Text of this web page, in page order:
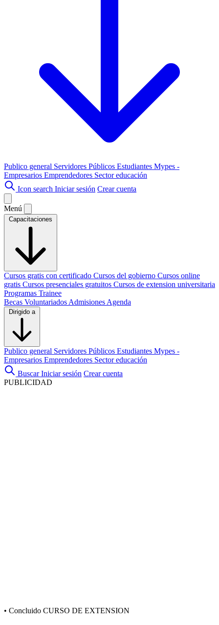
Publico general Servidores Públicos Estudiantes Mypes -
Empresarios Emprendedores Sector educación
Icon search Iniciar sesión Crear cuenta
Menú
Capacitaciones
Cursos gratis con certificado Cursos del gobierno Cursos online
gratis Cursos presenciales gratuitos Cursos de extension universitaria
Programas Trainee
Becas Voluntariados Admisiones Agenda
Dirigido a
Publico general Servidores Públicos Estudiantes Mypes -
Empresarios Emprendedores Sector educación
Buscar Iniciar sesión Crear cuenta
PUBLICIDAD
• Concluido CURSO DE EXTENSION